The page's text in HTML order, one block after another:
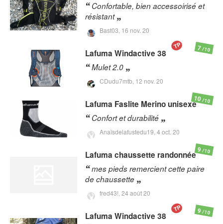
Confortable, bien accessoirisé et
résistant
Bast03, 16 nov. 20
Lafuma Windactive 38
Mulet 2.0
CDudu7mtb, 12 nov. 20
7/10
TP
Lafuma Faslite Merino unisexe
Confort et durabilité
Anaïsdelafustedu19, 4 oct. 20
10/10
Lafuma chaussette randonnée
mes pieds remercient cette paire
de chaussette
fred43!, 24 août 20
9/10
Lafuma Windactive 38 9/10
TP